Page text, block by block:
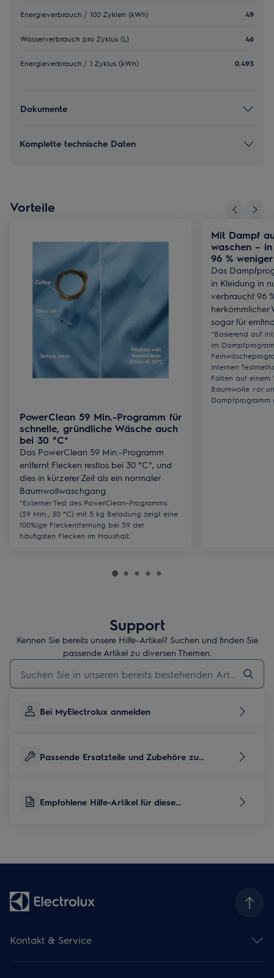
Energieverbrauch / 100 Zyklen (kWh) 49
Wasserverbrauch pro Zyklus (L) 46
Energieverbrauch / 1 Zyklus (kWh) 0.493
Dokumente
Komplette technische Daten
Vorteile
PowerClean 59 Min.-Programm für
schnelle, gründliche Wäsche auch
bei 30 °C*
Das PowerClean 59 Min.-Programm
entfernt Flecken restlos bei 30 °C*, und
dies in kürzerer Zeit als ein normaler
Baumwollwaschgang.
*Externer Test des PowerClean-Programms
(59 Min., 30 °C) mit 5 kg Beladung zeigt eine
100%ige Fleckentfernung bei 59 der
häufigsten Flecken im Haushalt.
Mit Dampf
waschen –
96 %
Das
in Kleidung in
verbraucht 96
herkömmlicher
sogar für
*Basierend auf
im
internen
Falten auf einem
Baumwolle vor
Dampfprogramm
Support
Kennen Sie bereits unsere Hilfe-Artikel? Suchen und finden Sie
passende Artikel zu diversen Themen.
Geben Sie den Suchbegriff für Support-Artikel ein
Bei MyElectrolux anmelden
Passende Ersatzteile und Zubehöre zu
Empfohlene Hilfe-Artikel für diese
Kontakt & Service